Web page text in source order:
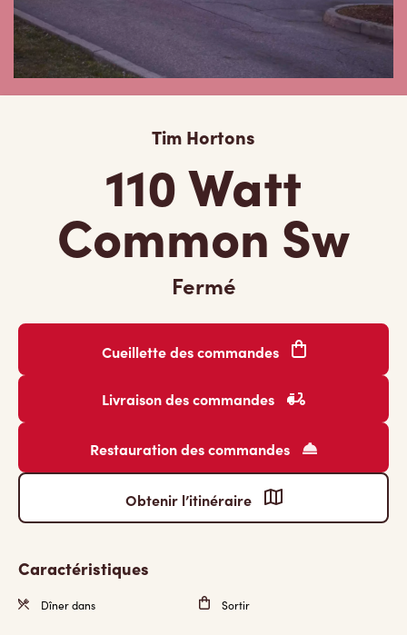
Tim Hortons
110 Watt
Common Sw
Fermé
Cueillette des commandes
Livraison des commandes
Restauration des commandes
Obtenir l’itinéraire
Caractéristiques
Dîner dans Sortir